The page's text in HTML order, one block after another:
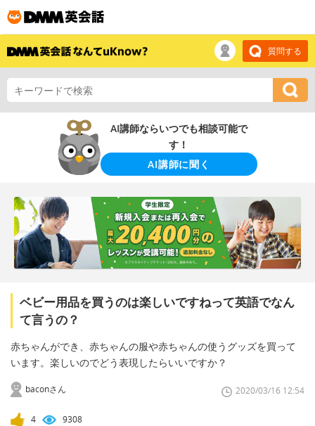
質問する
AI講師ならいつでも相談可能で
す！
AI講師に聞く
ベビー用品を買うのは楽しいですねって英語でなん
て言うの？
赤ちゃんができ、赤ちゃんの服や赤ちゃんの使うグッズを買って
います。楽しいのでどう表現したらいいですか？
baconさん 2020/03/16 12:54
4 9308